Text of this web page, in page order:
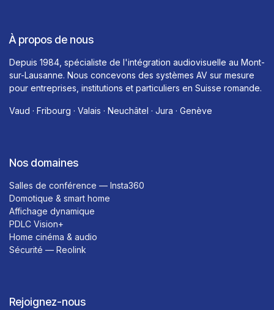
À propos de nous
Depuis 1984, spécialiste de l'intégration audiovisuelle au Mont-
sur-Lausanne. Nous concevons des systèmes AV sur mesure
pour entreprises, institutions et particuliers en Suisse romande.
Vaud · Fribourg · Valais · Neuchâtel · Jura · Genève
Nos domaines
Salles de conférence — Insta360
Domotique & smart home
Affichage dynamique
PDLC Vision+
Home cinéma & audio
Sécurité — Reolink
Rejoignez-nous